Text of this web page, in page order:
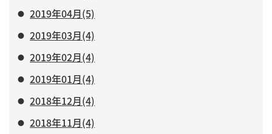
2019年04月(5)
2019年03月(4)
2019年02月(4)
2019年01月(4)
2018年12月(4)
2018年11月(4)